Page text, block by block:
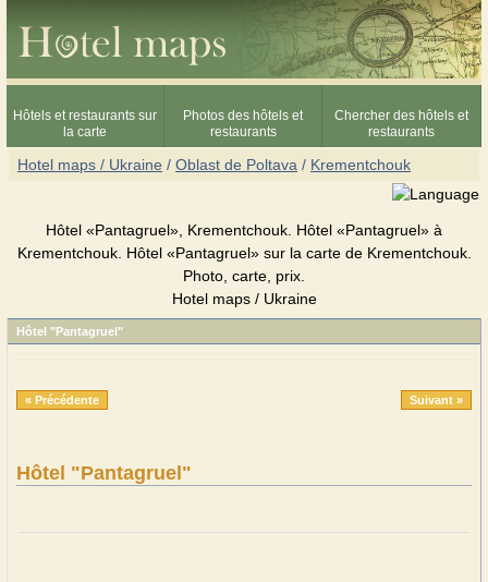
Hôtels et restaurants sur
la carte
Photos des hôtels et
restaurants
Chercher des hôtels et
restaurants
Hotel maps / Ukraine / Oblast de Poltava / Krementchouk
Hôtel «Pantagruel», Krementchouk. Hôtel «Pantagruel» à
Krementchouk. Hôtel «Pantagruel» sur la carte de Krementchouk.
Photo, carte, prix.
Hotel maps / Ukraine
Hôtel "Pantagruel"
« Précédente Suivant »
Hôtel "Pantagruel"